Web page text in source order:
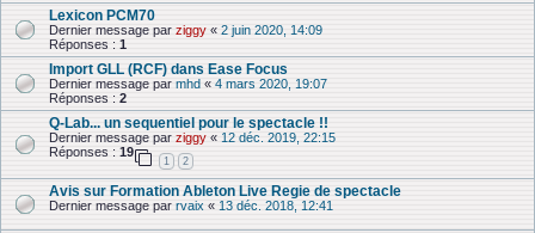
Lexicon PCM70
Dernier message par ziggy « 2 juin 2020, 14:09
Réponses : 1
Import GLL (RCF) dans Ease Focus
Dernier message par mhd « 4 mars 2020, 19:07
Réponses : 2
Q-Lab... un sequentiel pour le spectacle !!
Dernier message par ziggy « 12 déc. 2019, 22:15
Réponses : 19
1 2
Avis sur Formation Ableton Live Regie de spectacle
Dernier message par rvaix « 13 déc. 2018, 12:41